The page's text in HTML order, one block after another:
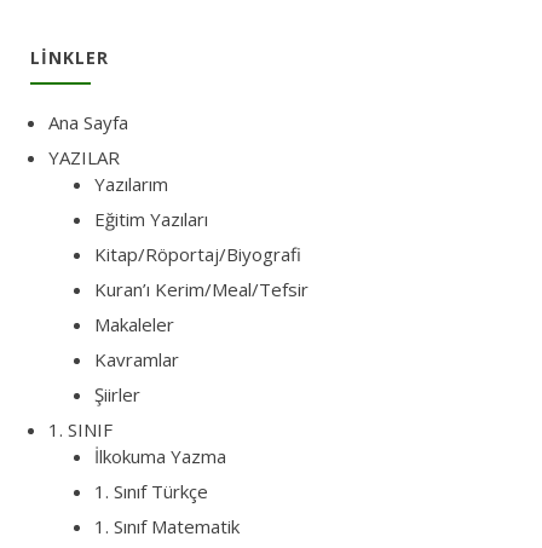
LINKLER
Ana Sayfa
YAZILAR
Yazılarım
Eğitim Yazıları
Kitap/Röportaj/Biyografi
Kuran’ı Kerim/Meal/Tefsir
Makaleler
Kavramlar
Şiirler
1. SINIF
İlkokuma Yazma
1. Sınıf Türkçe
1. Sınıf Matematik